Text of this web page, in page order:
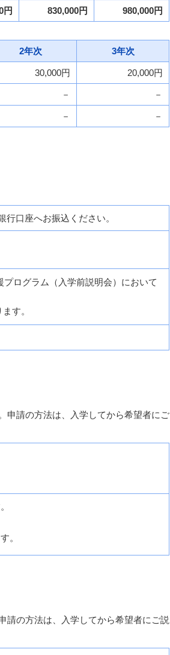
円 830,000円 980,000円
2年次 3年次
30,000円 20,000円
－ －
－ －
口座へお振込ください。
ログラム（入学前説明会）において
す。
申請の方法は、入学してから希望者にご
。
請の方法は、入学してから希望者にご説